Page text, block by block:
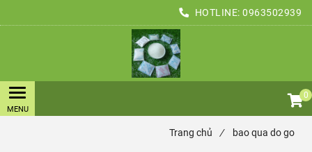
HOTLINE: 0963502939
0
Trang chủ / bao qua do go